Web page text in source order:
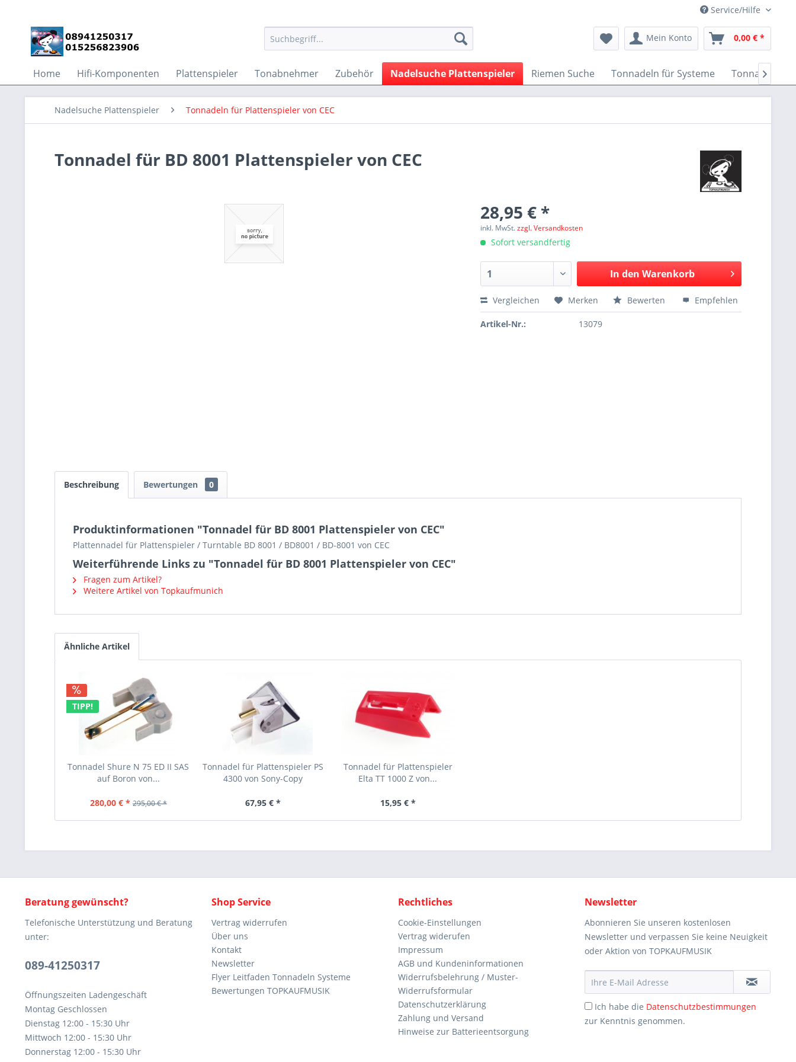
Service/Hilfe
Mein Konto 0,00 € *
Home Hifi-Komponenten Plattenspieler Tonabnehmer Zubehör Nadelsuche Plattenspieler Riemen Suche Tonnadeln für Systeme Tonnadeln

Nadelsuche Plattenspieler Tonnadeln für Plattenspieler von CEC
Tonnadel für BD 8001 Plattenspieler von CEC
28,95 € *
inkl. MwSt.zzgl. Versandkosten
Sofort versandfertig
In den Warenkorb
Vergleichen Merken Bewerten Empfehlen
Artikel-Nr.: 13079
Beschreibung Bewertungen 0
Produktinformationen "Tonnadel für BD 8001 Plattenspieler von CEC"
Plattennadel für Plattenspieler / Turntable BD 8001 / BD8001 / BD-8001 von CEC
Weiterführende Links zu "Tonnadel für BD 8001 Plattenspieler von CEC"
Fragen zum Artikel?
Weitere Artikel von Topkaufmunich
Ähnliche Artikel
TIPP!
Tonnadel Shure N 75 ED II SAS
auf Boron von...
280,00 € * 295,00 € *
Tonnadel für Plattenspieler PS
4300 von Sony-Copy
67,95 € *
Tonnadel für Plattenspieler
Elta TT 1000 Z von...
15,95 € *
Beratung gewünscht?
Telefonische Unterstützung und Beratung
unter:
089-41250317
Öffnungszeiten Ladengeschäft
Montag Geschlossen
Dienstag 12:00 - 15:30 Uhr
Mittwoch 12:00 - 15:30 Uhr
Donnerstag 12:00 - 15:30 Uhr
Shop Service
Vertrag widerrufen
Über uns
Kontakt
Newsletter
Flyer Leitfaden Tonnadeln Systeme
Bewertungen TOPKAUFMUSIK
Rechtliches
Cookie-Einstellungen
Vertrag widerufen
Impressum
AGB und Kundeninformationen
Widerrufsbelehrung / Muster-
Widerrufsformular
Datenschutzerklärung
Zahlung und Versand
Hinweise zur Batterieentsorgung
Newsletter
Abonnieren Sie unseren kostenlosen
Newsletter und verpassen Sie keine Neuigkeit
oder Aktion von TOPKAUFMUSIK
Ich habe die Datenschutzbestimmungen
zur Kenntnis genommen.